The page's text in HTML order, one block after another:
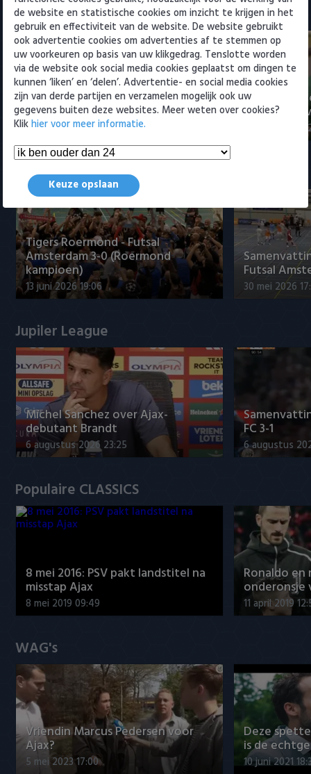
Eredivisie
Voorbeschouwing Cambuur-
Excelsior met Plat en El Arguioui
6 augustus 2026 18:49
PSV
ervaren
6 augustus
Samenvattingen Eredivisie
Tigers Roermond - Futsal
Amsterdam 3-0 (Roermond
kampioen)
13 juni 2026 19:06
Futsal
30 mei 2026
Jupiler League
Míchel Sanchez over Ajax-
debutant Brandt
6 augustus 2026 23:25
FC 3-1
6 augustus
Populaire CLASSICS
8 mei 2016: PSV pakt landstitel na
misstap Ajax
8 mei 2019 09:49
Ronaldo
onderonsje
11 april 2019
WAG's
Vriendin Marcus Pedersen voor
Ajax?
5 mei 2023 17:00
Deze
is de
10 juni 2021
de website en statistische cookies om inzicht te krijgen in het
gebruik en effectiviteit van de website. De website gebruikt
ook advertentie cookies om advertenties af te stemmen op
uw voorkeuren op basis van uw klikgedrag. Tenslotte worden
via de website ook social media cookies geplaatst om dingen te
kunnen ‘liken’ en ‘delen’. Advertentie- en social media cookies
zijn van derde partijen en verzamelen mogelijk ook uw
gegevens buiten deze websites. Meer weten over cookies?
Klikhier voor meer informatie.
Keuze opslaan